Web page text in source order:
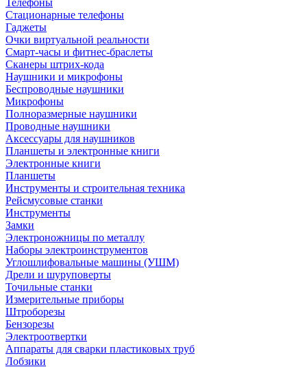
Телефоны
Стационарные телефоны
Гаджеты
Очки виртуальной реальности
Смарт-часы и фитнес-браслеты
Сканеры штрих-кода
Наушники и микрофоны
Беспроводные наушники
Микрофоны
Полноразмерные наушники
Проводные наушники
Аксессуары для наушников
Планшеты и электронные книги
Электронные книги
Планшеты
Инструменты и строительная техника
Рейсмусовые станки
Инструменты
Замки
Электроножницы по металлу
Наборы электроинструментов
Углошлифовальные машины (УШМ)
Дрели и шуруповерты
Точильные станки
Измерительные приборы
Штроборезы
Бензорезы
Электроотвертки
Аппараты для сварки пластиковых труб
Лобзики